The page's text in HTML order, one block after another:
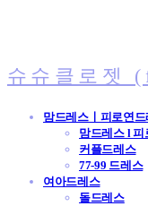
슈슈클로젯
맘드레스ㅣ피로연
맘드레스 l 피
커플드레스
77-99 드레스
여아드레스
돌드레스